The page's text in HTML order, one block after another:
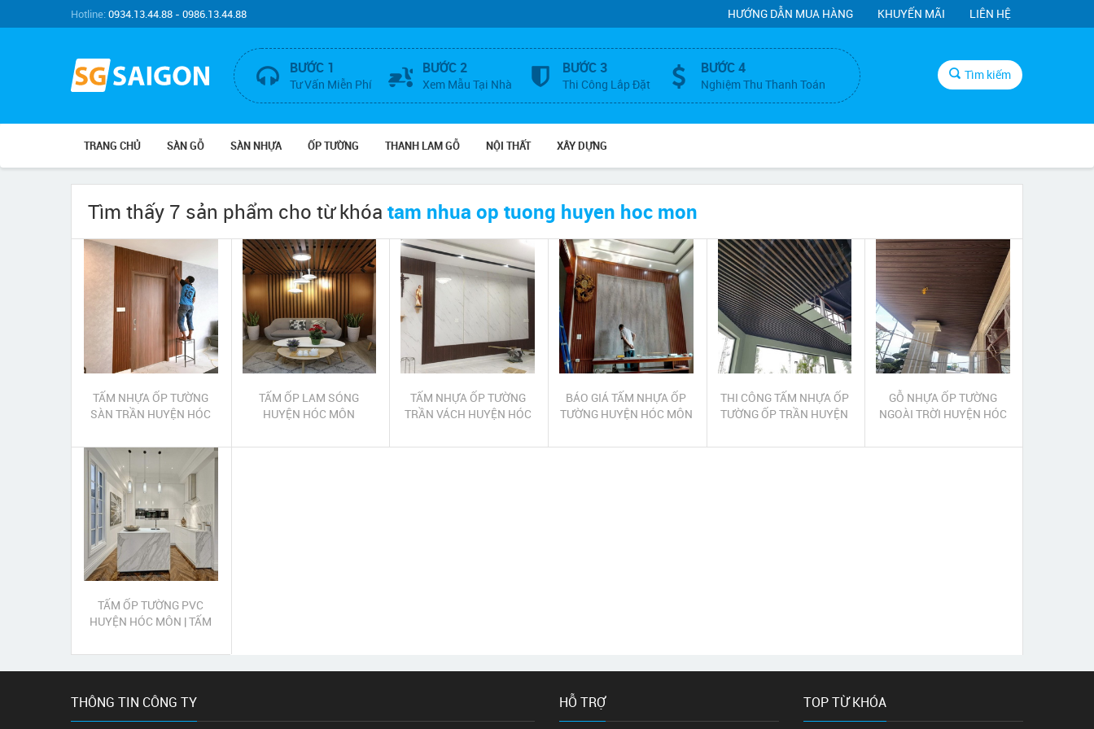
Hotline:0934.13.44.88 - 0986.13.44.88 HƯỚNG DẪN MUA HÀNG KHUYẾN MÃI LIÊN HỆ
BƯỚC 1
Tư Vấn Miễn Phí
BƯỚC 2
Xem Mẫu Tại Nhà
BƯỚC 3
Thi Công Lắp Đặt
BƯỚC 4
Nghiệm Thu Thanh Toán
Tìm kiếm
TRANG CHỦ SÀN GỖ SÀN NHỰA ỐP TƯỜNG THANH LAM GỖ NỘI THẤT XÂY DỰNG
Tìm thấy 7 sản phẩm cho từ khóa tam nhua op tuong huyen hoc mon
TẤM NHỰA ỐP TƯỜNG
SÀN TRẦN HUYỆN HÓC
TẤM ỐP LAM SÓNG
HUYỆN HÓC MÔN
TẤM NHỰA ỐP TƯỜNG
TRẦN VÁCH HUYỆN HÓC
BÁO GIÁ TẤM NHỰA ỐP
TƯỜNG HUYỆN HÓC MÔN
THI CÔNG TẤM NHỰA ỐP
TƯỜNG ỐP TRẦN HUYỆN
GỖ NHỰA ỐP TƯỜNG
NGOÀI TRỜI HUYỆN HÓC
TẤM ỐP TƯỜNG PVC
HUYỆN HÓC MÔN | TẤM
HUYỆN HÓC MÔN
THÔNG TIN CÔNG TY HỖ TRỢ TOP TỪ KHÓA